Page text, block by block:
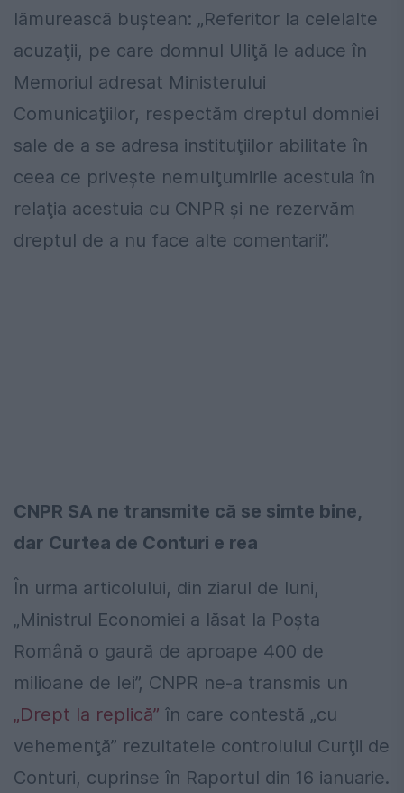
lămurească buştean: „Referitor la celelalte
acuzaţii, pe care domnul Uliţă le aduce în
Memoriul adresat Ministerului
Comunicaţiilor, respectăm dreptul domniei
sale de a se adresa instituţiilor abilitate în
ceea ce priveşte nemulţumirile acestuia în
relaţia acestuia cu CNPR şi ne rezervăm
dreptul de a nu face alte comentarii”.
CNPR SA ne transmite că se simte bine,
dar Curtea de Conturi e rea
În urma articolului, din ziarul de luni,
„Ministrul Economiei a lăsat la Poşta
Română o gaură de aproape 400 de
milioane de lei”, CNPR ne-a transmis un
„Drept la replică” în care contestă „cu
vehemenţă” rezultatele controlului Curţii de
Conturi, cuprinse în Raportul din 16 ianuarie.